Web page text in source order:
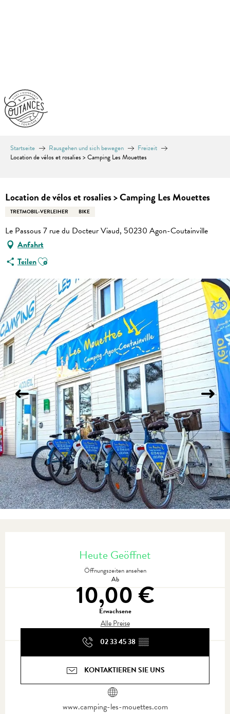
Startseite Rausgehen und sich bewegen
Freizeit
Location de vélos et rosalies > Camping Les Mouettes
Location de vélos et rosalies > Camping Les Mouettes
TRETMOBIL-VERLEIHER BIKE
Le Passous 7 rue du Docteur Viaud, 50230 Agon-Coutainville
Anfahrt
TeilenAjouter aux favoris
Heute Geöffnet
Öffnungszeiten ansehen
Ab
10,00 €
Erwachsene
Alle Preise
02 33 45 38 ▒▒
KONTAKTIEREN SIE UNS
www.camping-les-mouettes.com